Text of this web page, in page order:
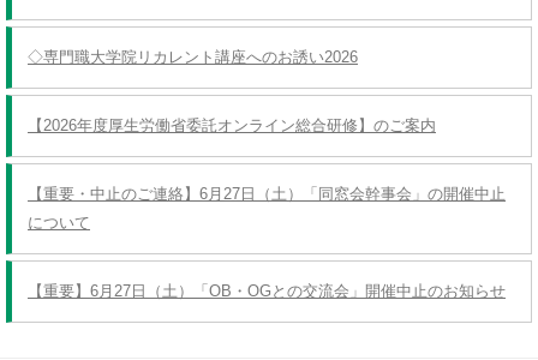
◇専門職大学院リカレント講座へのお誘い2026
【2026年度厚生労働省委託オンライン総合研修】のご案内
【重要・中止のご連絡】6月27日（土）「同窓会幹事会」の開催中止
について
【重要】6月27日（土）「OB・OGとの交流会」開催中止のお知らせ